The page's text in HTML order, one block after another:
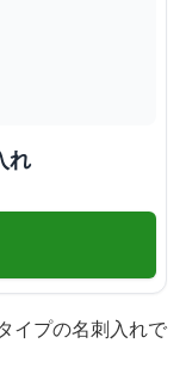
れ
イプの名刺入れで